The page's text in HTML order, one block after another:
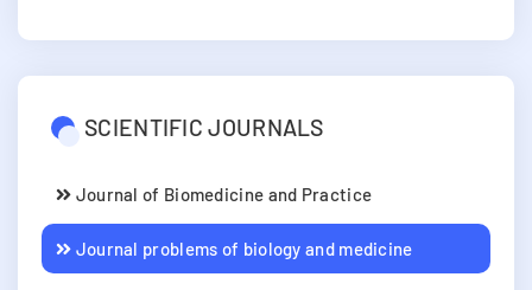
SCIENTIFIC JOURNALS
Journal of Biomedicine and Practice
Journal problems of biology and medicine